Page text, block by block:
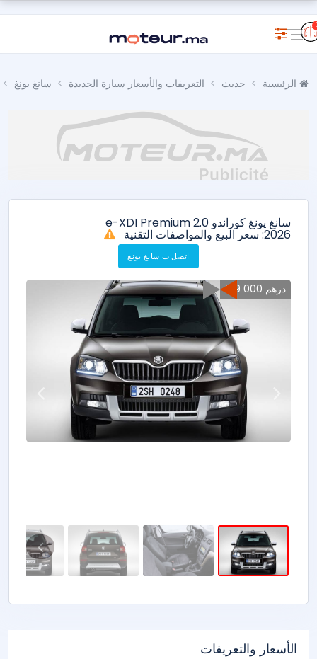
حديث التعريفات والأسعار سيارة الجديدة سانغ يونغ
سانغ يونغ كوراندو 2.0 e-XDI Premium
2026: سعر البيع والمواصفات التقنية
اتصل ب سانغ يونغ
219 000 درهم
الأسعار والتعريفات